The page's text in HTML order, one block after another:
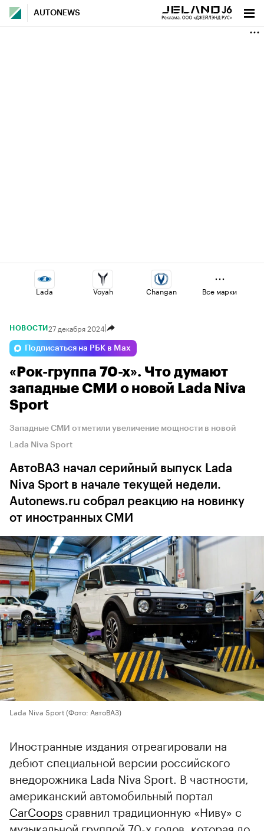
AUTONEWS
Lada Voyah Changan
Haval Volga
Geely Esteo Jaecoo
Все марки
НОВОСТИ 27 декабря 2024
Подписаться на РБК в Max
«Рок-группа 70-х». Что думают
западные СМИ о новой Lada Niva
Sport
Западные СМИ отметили увеличение мощности в новой
Lada Niva Sport
АвтоВАЗ начал серийный выпуск Lada
Niva Sport в начале текущей недели.
Autonews.ru собрал реакцию на новинку
от иностранных СМИ
Lada Niva Sport(Фото: АвтоВАЗ)
Иностранные издания отреагировали на
дебют специальной версии российского
внедорожника Lada Niva Sport. В частности,
американский автомобильный портал
CarCoops сравнил традиционную «Ниву» с
музыкальной группой 70-х годов, которая до